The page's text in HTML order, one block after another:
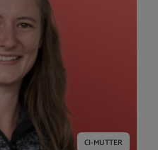
CI-MUTTER